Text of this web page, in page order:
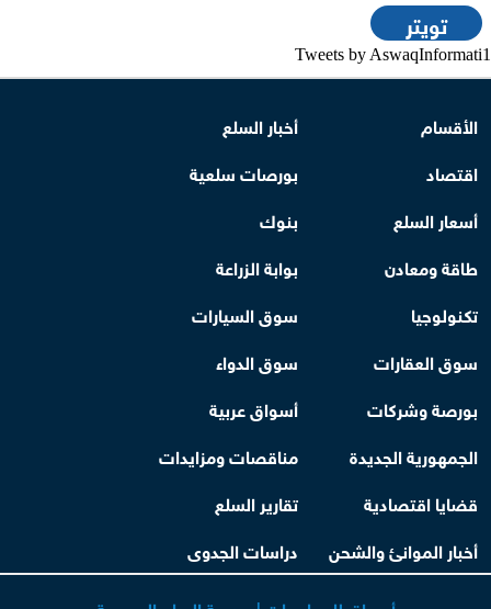
تويتر
Tweets by AswaqInformati1
الأقسام
أخبار السلع
اقتصاد
بورصات سلعية
أسعار السلع
بنوك
طاقة ومعادن
بوابة الزراعة
تكنولوجيا
سوق السيارات
سوق العقارات
سوق الدواء
بورصة وشركات
أسواق عربية
الجمهورية الجديدة
مناقصات ومزايدات
قضايا اقتصادية
تقارير السلع
أخبار الموانئ والشحن
دراسات الجدوى